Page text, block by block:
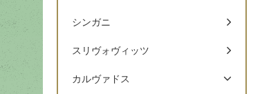
シンガニ
スリヴォヴィッツ
カルヴァドス